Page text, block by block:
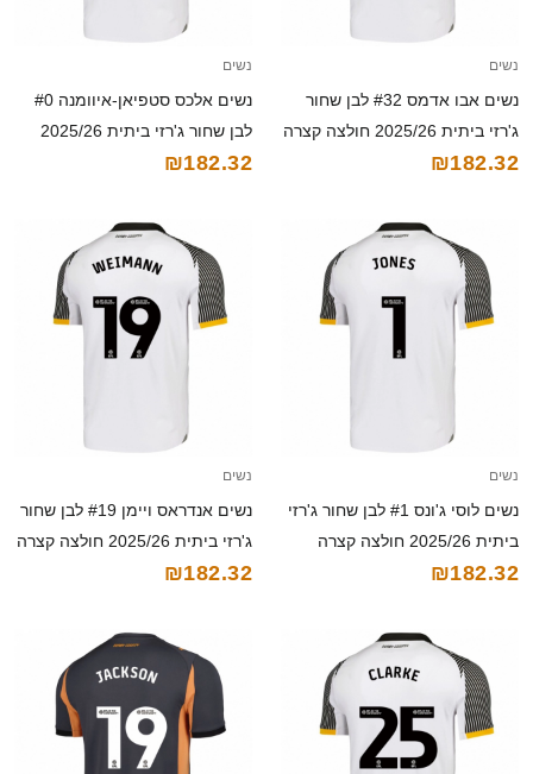
נשים
נשים אבו אדמס #32 לבן שחור
ג'רזי ביתית 2025/26 חולצה קצרה
₪182.32
נשים
נשים אלכס סטפיאן-איוומנה #0
לבן שחור ג'רזי ביתית 2025/26
חולצה קצרה
₪182.32
נשים
נשים לוסי ג'ונס #1 לבן שחור ג'רזי
ביתית 2025/26 חולצה קצרה
₪182.32
נשים
נשים אנדראס ויימן #19 לבן שחור
ג'רזי ביתית 2025/26 חולצה קצרה
₪182.32